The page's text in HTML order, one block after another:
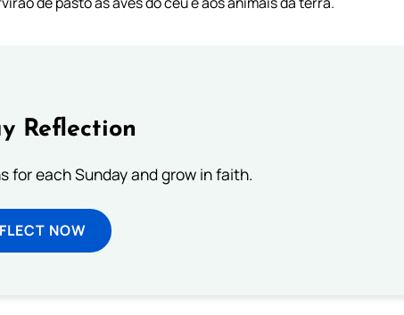
Reflection
for each Sunday and grow in faith.
NOW